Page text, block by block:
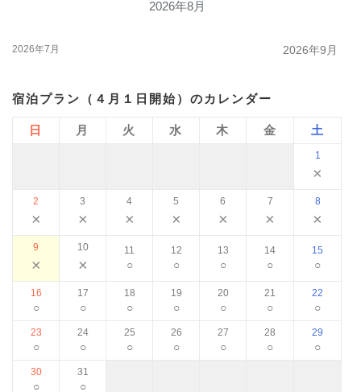
2026年8月
2026年7月 2026年9月
宿泊プラン（４月１日開始）のカレンダー
日 月 火 水 木 金 土
1
×
2
×
3
×
4
×
5
×
6
×
7
×
8
×
9
×
10
×
11
○
12
○
13
○
14
○
15
○
16
○
17
○
18
○
19
○
20
○
21
○
22
○
23
○
24
○
25
○
26
○
27
○
28
○
29
○
30
○
31
○